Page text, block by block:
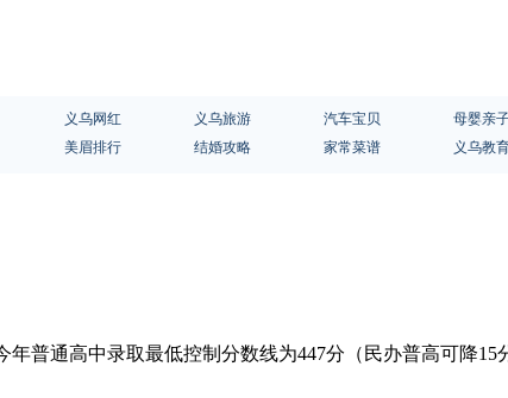
义乌网红 义乌旅游 汽车宝贝 母婴亲
美眉排行 结婚攻略 家常菜谱 义乌教
普通高中录取最低控制分数线为447分（民办普高可降